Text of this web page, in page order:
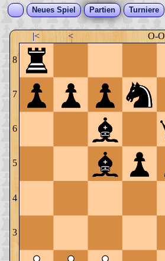
Neues Spiel Partien Turniere
|< < O-O
8
7
6
5
4
3